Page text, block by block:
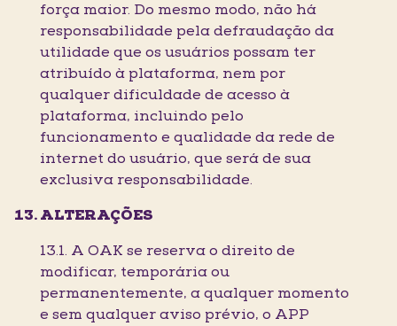
força maior. Do mesmo modo, não há
responsabilidade pela defraudação da
utilidade que os usuários possam ter
atribuído à plataforma, nem por
qualquer dificuldade de acesso à
plataforma, incluindo pelo
funcionamento e qualidade da rede de
internet do usuário, que será de sua
exclusiva responsabilidade.
ALTERAÇÕES
13.1. A OAK se reserva o direito de
modificar, temporária ou
permanentemente, a qualquer momento
e sem qualquer aviso prévio, o APP